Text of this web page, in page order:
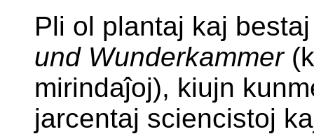
Pli ol plantaj kaj
und Wunderkammer
mirindaĵoj), kiujn
jarcentaj sciencistoj